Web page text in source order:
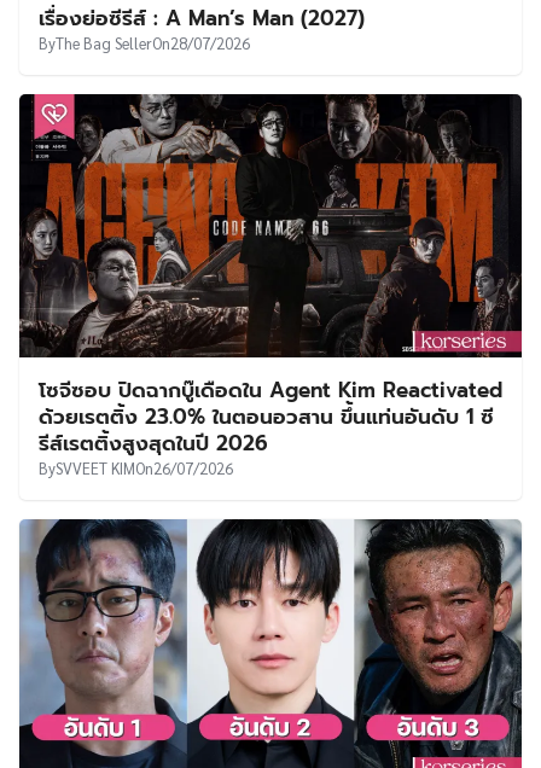
เรื่องย่อซีรีส์ : A Man’s Man (2027)
ByThe Bag SellerOn28/07/2026
โซจีซอบ ปิดฉากบู๊เดือดใน Agent Kim Reactivated
ด้วยเรตติ้ง 23.0% ในตอนอวสาน ขึ้นแท่นอันดับ 1 ซี
รีส์เรตติ้งสูงสุดในปี 2026
BySVVEET KIMOn26/07/2026